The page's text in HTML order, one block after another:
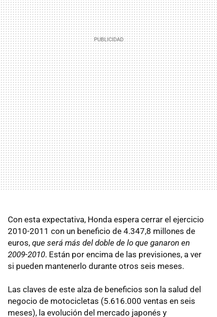
Con esta expectativa, Honda espera cerrar el ejercicio
2010-2011 con un beneficio de 4.347,8 millones de
euros, que será más del doble de lo que ganaron en
2009-2010. Están por encima de las previsiones, a ver
si pueden mantenerlo durante otros seis meses.
Las claves de este alza de beneficios son la salud del
negocio de motocicletas (5.616.000 ventas en seis
meses), la evolución del mercado japonés y